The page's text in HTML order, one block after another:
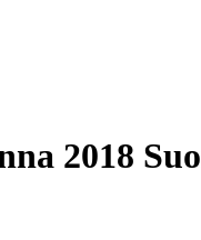
2018